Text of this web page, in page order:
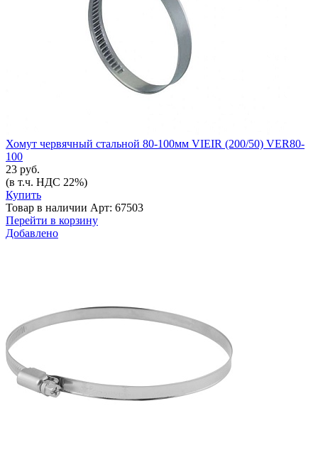
Хомут червячный стальной 80-100мм VIEIR (200/50) VER80-
100
23 руб.
(в т.ч. НДС 22%)
Купить
Товар в наличии Арт: 67503
Перейти в корзину
Добавлено